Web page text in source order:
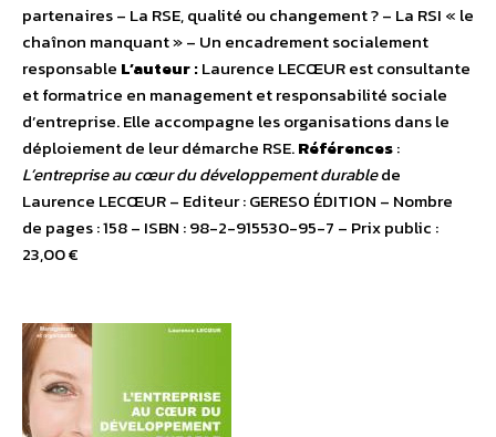
partenaires – La RSE, qualité ou changement ? – La RSI « le
chaînon manquant » – Un encadrement socialement
responsable L’auteur :Laurence LECŒUR est consultante
et formatrice en management et responsabilité sociale
d’entreprise. Elle accompagne les organisations dans le
déploiement de leur démarche RSE.Références:
L’entreprise au cœur du développement durablede
Laurence LECŒUR – Editeur : GERESO ÉDITION – Nombre
de pages : 158 – ISBN : 98-2-915530-95-7 – Prix public :
23,00 €